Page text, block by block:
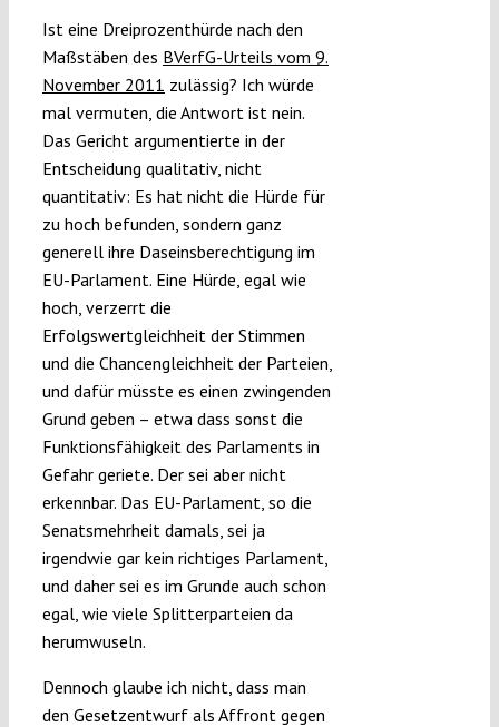
Ist eine Dreiprozenthürde nach den
Maßstäben des BVerfG-Urteils vom 9.
November 2011 zulässig? Ich würde
mal vermuten, die Antwort ist nein.
Das Gericht argumentierte in der
Entscheidung qualitativ, nicht
quantitativ: Es hat nicht die Hürde für
zu hoch befunden, sondern ganz
generell ihre Daseinsberechtigung im
EU-Parlament. Eine Hürde, egal wie
hoch, verzerrt die
Erfolgswertgleichheit der Stimmen
und die Chancengleichheit der Parteien,
und dafür müsste es einen zwingenden
Grund geben – etwa dass sonst die
Funktionsfähigkeit des Parlaments in
Gefahr geriete. Der sei aber nicht
erkennbar. Das EU-Parlament, so die
Senatsmehrheit damals, sei ja
irgendwie gar kein richtiges Parlament,
und daher sei es im Grunde auch schon
egal, wie viele Splitterparteien da
herumwuseln.
Dennoch glaube ich nicht, dass man
den Gesetzentwurf als Affront gegen